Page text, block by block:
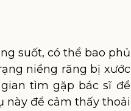
suốt, có thể bao phủ
niềng răng bị xước
tìm gặp bác sĩ để
này để cảm thấy thoải